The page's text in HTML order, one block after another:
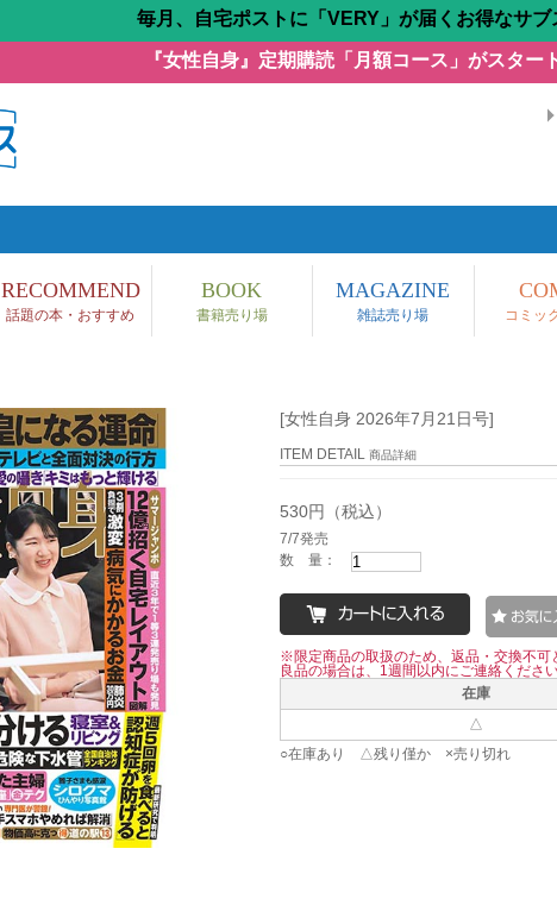
『女性自身』定期購読「月額コース」がスター
毎月、自宅ポストに「VERY」が届くお得なサブ
RECOMMEND
話題の本・おすすめ
BOOK
書籍売り場
MAGAZINE
雑誌売り場 コミッ
[女性自身 2026年7月21日号]
ITEM DETAIL 商品詳細
530円（税込）
7/7発売
数 量：
※限定商品の取扱のため、返品・交換不可
良品の場合は、1週間以内にご連絡ください
在庫
△
○在庫あり △残り僅か ×売り切れ